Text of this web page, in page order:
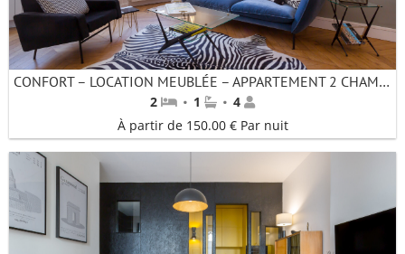
CONFORT – LOCATION MEUBLÉE – APPARTEMENT 2 CHAMBRES- HAUT EN COULEUR DÉDIÉ AU CINÉMA
2 · 1 · 4
À partir de 150.00 € Par nuit